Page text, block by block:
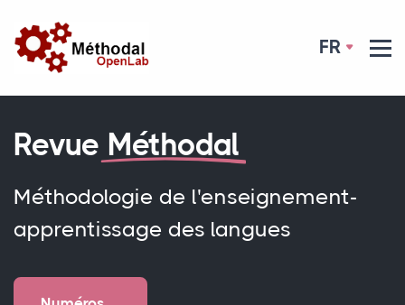
FR
Revue Méthodal
Méthodologie de l'enseignement-
apprentissage des langues